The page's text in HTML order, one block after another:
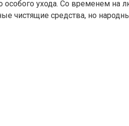
особого ухода. Со временем
чистящие средства, но